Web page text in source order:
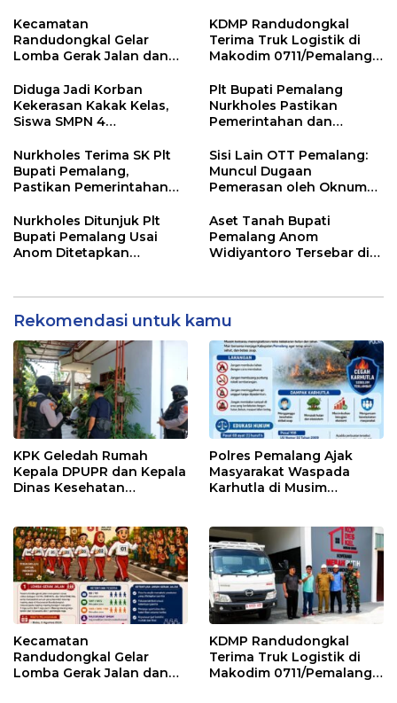
Kecamatan
Randudongkal Gelar
Lomba Gerak Jalan dan
HUT RI ke-81
KDMP Randudongkal
Terima Truk Logistik di
Makodim 0711/Pemalang
Desa
Diduga Jadi Korban
Kekerasan Kakak Kelas,
Siswa SMPN 4
Dunia
Plt Bupati Pemalang
Nurkholes Pastikan
Pemerintahan dan
Berjalan
Nurkholes Terima SK Plt
Bupati Pemalang,
Pastikan Pemerintahan
Sisi Lain OTT Pemalang:
Muncul Dugaan
Pemerasan oleh Oknum
Nurkholes Ditunjuk Plt
Bupati Pemalang Usai
Anom Ditetapkan
Aset Tanah Bupati
Pemalang Anom
Widiyantoro Tersebar di
Rekomendasi untuk kamu
KPK Geledah Rumah
Kepala DPUPR dan Kepala
Dinas Kesehatan
Polres Pemalang Ajak
Masyarakat Waspada
Karhutla di Musim
Kecamatan
Randudongkal Gelar
Lomba Gerak Jalan dan
KDMP Randudongkal
Terima Truk Logistik di
Makodim 0711/Pemalang